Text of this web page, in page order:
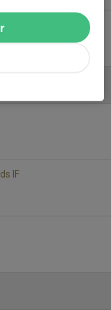
IF